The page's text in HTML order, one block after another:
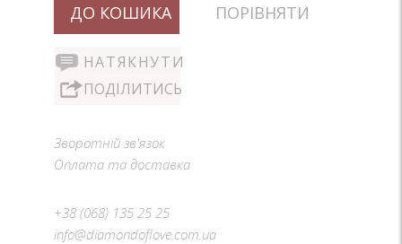
ДО КОШИКА ПОРІВНЯТИ
НАТЯКНУТИ
ПОДІЛИТИСЬ
Зворотній зв'язок
Оплата та доставка
+38 (068) 135 25 25
info@diamondoflove.com.ua